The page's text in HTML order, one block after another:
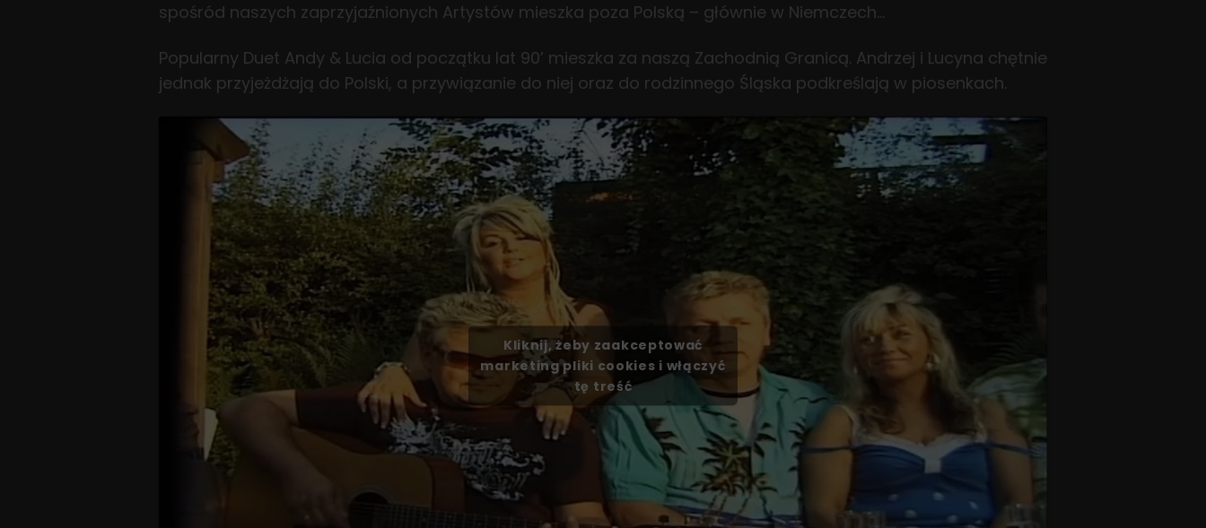
spośród naszych zaprzyjaźnionych Artystów mieszka poza Polską – głównie w Niemczech…
Popularny Duet Andy & Lucia od początku lat 90’ mieszka za naszą Zachodnią Granicą. Andrzej i Lucyna chętnie
jednak przyjeżdżają do Polski, a przywiązanie do niej oraz do rodzinnego Śląska podkreślają w piosenkach.
Kliknij, żeby zaakceptować
marketing pliki cookies i włączyć
tę treść